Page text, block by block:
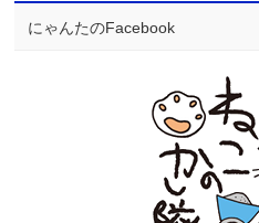
にゃんたのFacebook